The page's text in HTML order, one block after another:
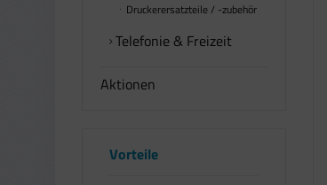
Druckerersatzteile / -zubehör
Telefonie & Freizeit
Aktionen
Vorteile